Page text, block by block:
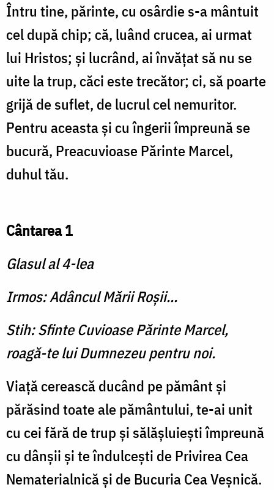
Întru tine, părinte, cu osârdie s-a mântuit
cel după chip; că, luând crucea, ai urmat
lui Hristos; şi lucrând, ai învăţat să nu se
uite la trup, căci este trecător; ci, să poarte
grijă de suflet, de lucrul cel nemuritor.
Pentru aceasta şi cu îngerii împreună se
bucură, Preacuvioase Părinte Marcel,
duhul tău.
Cântarea 1
Glasul al 4-lea
Irmos: Adâncul Mării Roşii...
Stih: Sfinte Cuvioase Părinte Marcel,
roagă-te lui Dumnezeu pentru noi.
Viaţă cerească ducând pe pământ şi
părăsind toate ale pământului, te-ai unit
cu cei fără de trup şi sălăşluieşti îm­preună
cu dânşii şi te îndulceşti de Privirea Cea
Nematerialnică şi de Bucuria Cea Veşnică.